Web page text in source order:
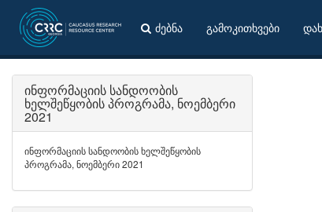
ძებნა გამოკითხვები
ინფორმაციის სანდოობის
ხელშეწყობის პროგრამა, ნოემბერი
2021
ინფორმაციის სანდოობის ხელშეწყობის
პროგრამა, ნოემბერი 2021